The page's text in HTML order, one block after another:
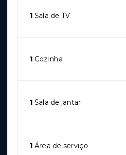
1 Sala de TV
1 Cozinha
1 Sala de jantar
1 Área de serviço